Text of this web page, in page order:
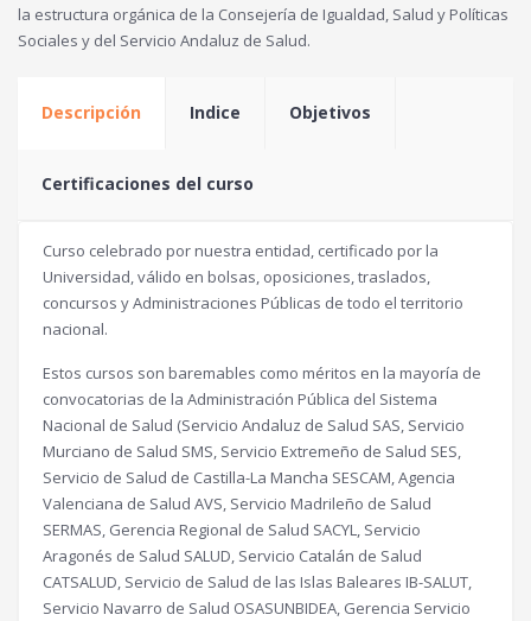
la estructura orgánica de la Consejería de Igualdad, Salud y Políticas
Sociales y del Servicio Andaluz de Salud.
Descripción Indice Objetivos
Certificaciones del curso
Curso celebrado por nuestra entidad, certificado por la
Universidad, válido en bolsas, oposiciones, traslados,
concursos y Administraciones Públicas de todo el territorio
nacional.
Estos cursos son baremables como méritos en la mayoría de
convocatorias de la Administración Pública del Sistema
Nacional de Salud (Servicio Andaluz de Salud SAS, Servicio
Murciano de Salud SMS, Servicio Extremeño de Salud SES,
Servicio de Salud de Castilla-La Mancha SESCAM, Agencia
Valenciana de Salud AVS, Servicio Madrileño de Salud
SERMAS, Gerencia Regional de Salud SACYL, Servicio
Aragonés de Salud SALUD, Servicio Catalán de Salud
CATSALUD, Servicio de Salud de las Islas Baleares IB-SALUT,
Servicio Navarro de Salud OSASUNBIDEA, Gerencia Servicio